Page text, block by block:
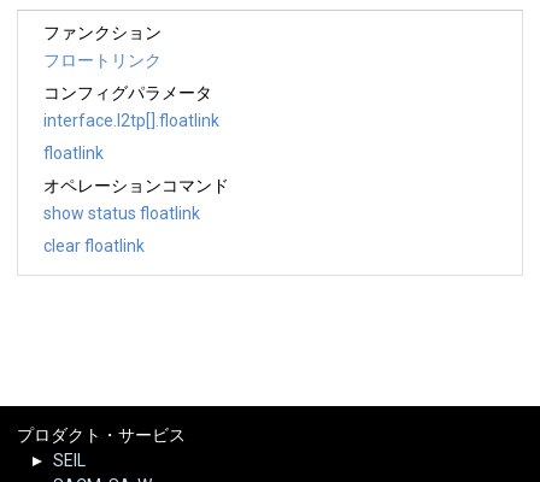
ファンクション
フロートリンク
コンフィグパラメータ
interface.l2tp[].floatlink
floatlink
オペレーションコマンド
show status floatlink
clear floatlink
プロダクト・サービス
SEIL